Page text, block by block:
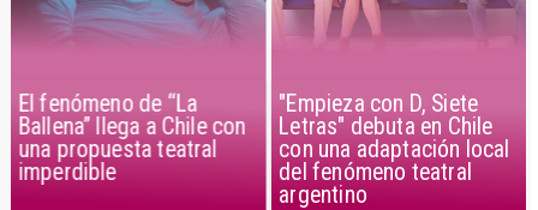
El fenómeno de “La
Ballena” llega a Chile con
una propuesta teatral
imperdible
"Empieza con D, Siete
Letras" debuta en Chile
con una adaptación local
del fenómeno teatral
argentino